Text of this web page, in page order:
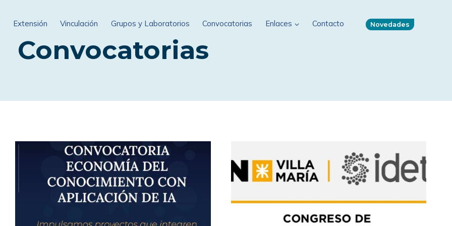
Extensión Vinculación Grupos y Laboratorios Convocatorias Enlaces Contacto Novedades
Convocatorias